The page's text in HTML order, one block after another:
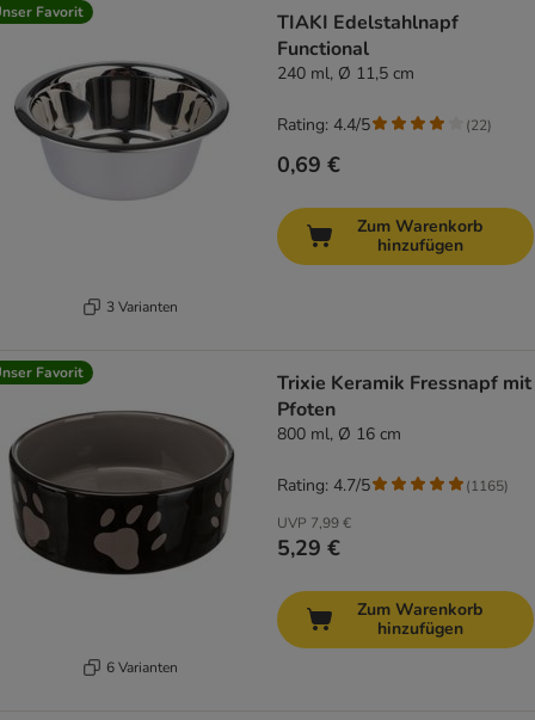
Favorit
3 Varianten
TIAKI Edelstahlnapf
Functional
240 ml, Ø 11,5 cm
0,69 €
Rating: 4.4/5 (22)
Zum Warenkorb
hinzufügen
Favorit
6 Varianten
Trixie Keramik Fressnapf mit
Pfoten
800 ml, Ø 16 cm
UVP 7,99 €
5,29 €
Rating: 4.7/5 (1165)
Zum Warenkorb
hinzufügen